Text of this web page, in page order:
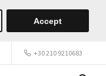
Accept
+30 210 9210683